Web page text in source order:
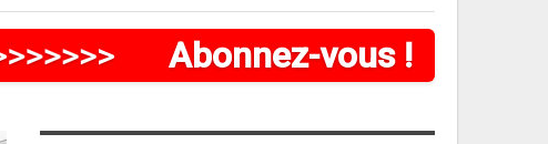
>>>>>> Abonnez-vous !